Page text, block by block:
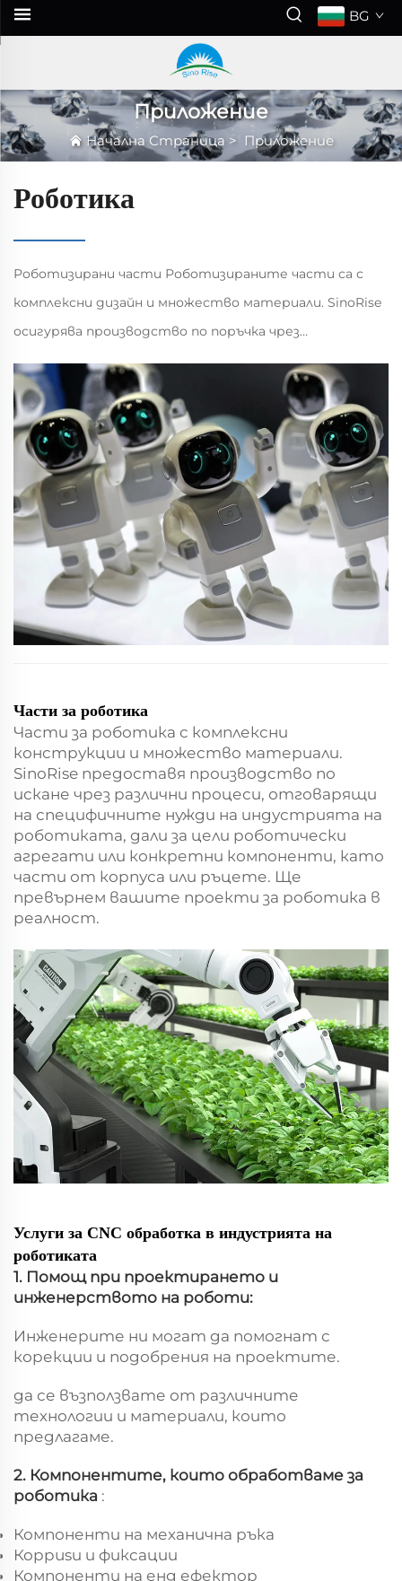
BG
Приложение
Начална Страница> Приложение
Роботика
Роботизирани части Роботизираните части са с
комплексни дизайн и множество материали. SinoRise
осигурява производство по поръчка чрез
разнообразни процеси, което отговаря на
спецификата на роботизираната индустрия,
независимо дали става въпрос за цели роботизирани
съединения...
Части за роботика
Части за роботика с комплексни
конструкции и множество материали.
SinoRise предоставя производство по
искане чрез различни процеси, отговарящи
на специфичните нужди на индустрията на
роботиката, дали за цели роботически
агрегати или конкретни компоненти, като
части от корпуса или ръцете. Ще
превърнем вашите проекти за роботика в
реалност.
Услуги за CNC обработка в индустрията на
роботиката
1. Помощ при проектирането и
инженерството на роботи:
Инженерите ни могат да помогнат с
корекции и подобрения на проектите.
да се възползвате от различните
технологии и материали, които
предлагаме.
2. Компонентите, които обработваме за
роботика :
Компоненти на механична ръка
Корpusи и фиксации
Компоненти на енд ефектор